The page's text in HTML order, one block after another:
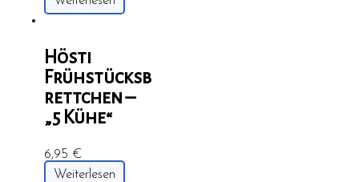
Hösti
Frühstücksb
rettchen –
„5 Kühe“
6,95 €
Weiterlesen